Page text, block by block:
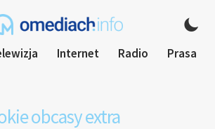
Internet Radio Prasa
obcasy extra